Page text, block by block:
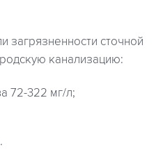
загрязненности сточной
канализацию:
72-322 мг/л;